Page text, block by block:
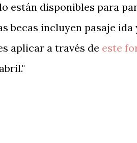
están disponibles para
becas incluyen pasaje ida
aplicar a través de este